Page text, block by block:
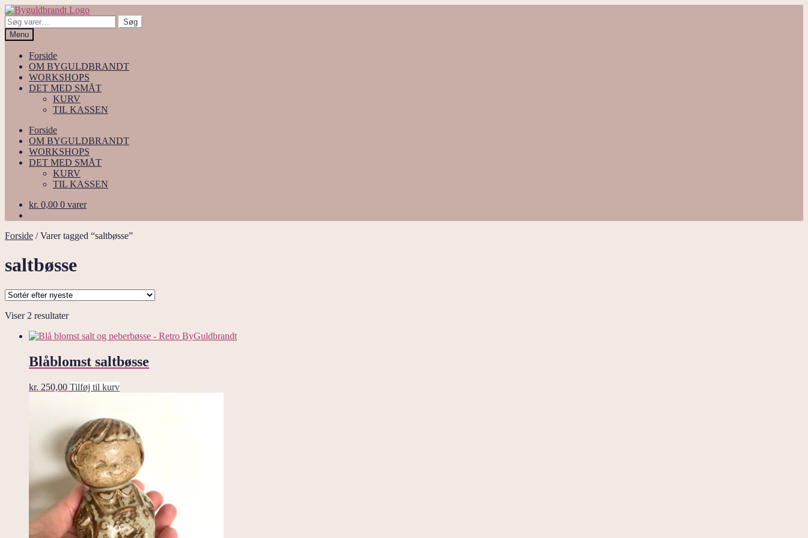
Spring
til
navigation
Spring
til
indhold
Søg
efter:
Søg
Menu
Forside
OM BYGULDBRANDT
WORKSHOPS
DET MED SMÅT
KURV
TIL KASSEN
Forside
OM BYGULDBRANDT
WORKSHOPS
DET MED SMÅT
KURV
TIL KASSEN
kr. 0,00 0 varer
Forside /Varer tagged “saltbøsse”
saltbøsse
Viser 2 resultaterSorteret
seneste
Blåblomst saltbøsse
kr. 250,00 Tilføj til kurv